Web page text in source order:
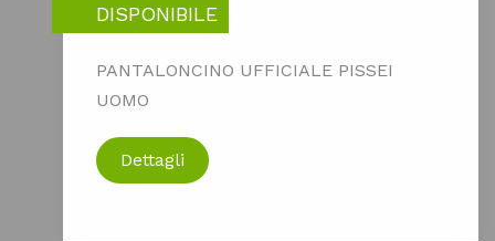
DISPONIBILE
PANTALONCINO UFFICIALE PISSEI
UOMO
Dettagli